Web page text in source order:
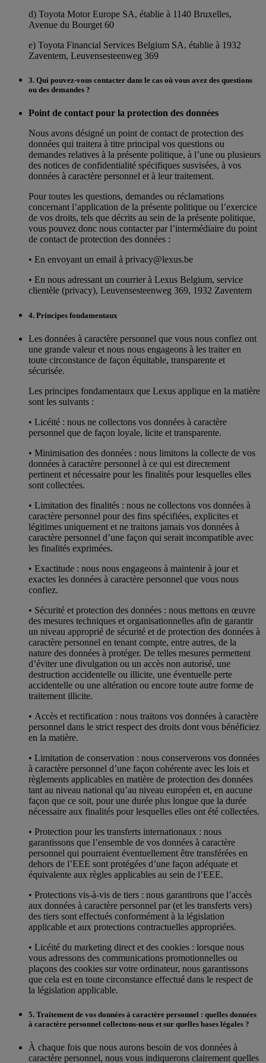
d) Toyota Motor Europe SA, établie à 1140 Bruxelles,
Avenue du Bourget 60
e) Toyota Financial Services Belgium SA, établie à 1932
Zaventem, Leuvensesteenweg 369
3. Qui pouvez-vous contacter dans le cas où vous avez des questions
ou des demandes ?
Point de contact pour la protection des données
Nous avons désigné un point de contact de protection des
données qui traitera à titre principal vos questions ou
demandes relatives à la présente politique, à l’une ou plusieurs
des notices de confidentialité spécifiques susvisées, à vos
données à caractère personnel et à leur traitement.
Pour toutes les questions, demandes ou réclamations
concernant l’application de la présente politique ou l’exercice
de vos droits, tels que décrits au sein de la présente politique,
vous pouvez donc nous contacter par l’intermédiaire du point
de contact de protection des données :
• En envoyant un email à privacy@lexus.be
• En nous adressant un courrier à Lexus Belgium, service
clientèle (privacy), Leuvensesteenweg 369, 1932 Zaventem
4. Principes fondamentaux
Les données à caractère personnel que vous nous confiez ont
une grande valeur et nous nous engageons à les traiter en
toute circonstance de façon équitable, transparente et
sécurisée.
Les principes fondamentaux que Lexus applique en la matière
sont les suivants :
• Licéité : nous ne collectons vos données à caractère
personnel que de façon loyale, licite et transparente.
• Minimisation des données : nous limitons la collecte de vos
données à caractère personnel à ce qui est directement
pertinent et nécessaire pour les finalités pour lesquelles elles
sont collectées.
• Limitation des finalités : nous ne collectons vos données à
caractère personnel pour des fins spécifiées, explicites et
légitimes uniquement et ne traitons jamais vos données à
caractère personnel d’une façon qui serait incompatible avec
les finalités exprimées.
• Exactitude : nous nous engageons à maintenir à jour et
exactes les données à caractère personnel que vous nous
confiez.
• Sécurité et protection des données : nous mettons en œuvre
des mesures techniques et organisationnelles afin de garantir
un niveau approprié de sécurité et de protection des données à
caractère personnel en tenant compte, entre autres, de la
nature des données à protéger. De telles mesures permettent
d’éviter une divulgation ou un accès non autorisé, une
destruction accidentelle ou illicite, une éventuelle perte
accidentelle ou une altération ou encore toute autre forme de
traitement illicite.
• Accès et rectification : nous traitons vos données à caractère
personnel dans le strict respect des droits dont vous bénéficiez
en la matière.
• Limitation de conservation : nous conserverons vos données
à caractère personnel d’une façon cohérente avec les lois et
règlements applicables en matière de protection des données
tant au niveau national qu’au niveau européen et, en aucune
façon que ce soit, pour une durée plus longue que la durée
nécessaire aux finalités pour lesquelles elles ont été collectées.
• Protection pour les transferts internationaux : nous
garantissons que l’ensemble de vos données à caractère
personnel qui pourraient éventuellement être transférées en
dehors de l’EEE sont protégées d’une façon adéquate et
équivalente aux règles applicables au sein de l’EEE.
• Protections vis-à-vis de tiers : nous garantirons que l’accès
aux données à caractère personnel par (et les transferts vers)
des tiers sont effectués conformément à la législation
applicable et aux protections contractuelles appropriées.
• Licéité du marketing direct et des cookies : lorsque nous
vous adressons des communications promotionnelles ou
plaçons des cookies sur votre ordinateur, nous garantissons
que cela est en toute circonstance effectué dans le respect de
la législation applicable.
5. Traitement de vos données à caractère personnel : quelles données
à caractère personnel collectons-nous et sur quelles bases légales ?
À chaque fois que nous aurons besoin de vos données à
caractère personnel, nous vous indiquerons clairement quelles